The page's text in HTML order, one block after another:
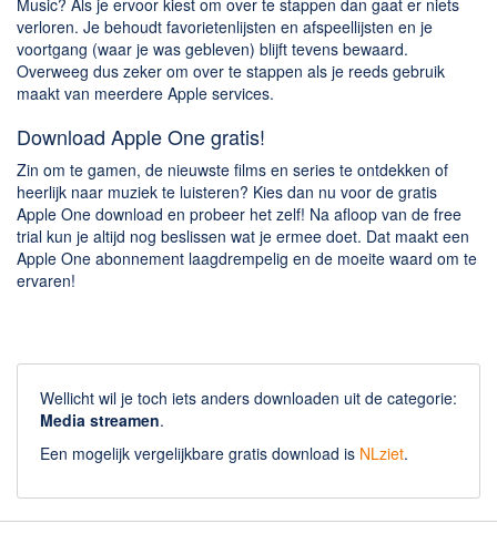
verloren. Je behoudt favorietenlijsten en afspeellijsten en je
voortgang (waar je was gebleven) blijft tevens bewaard.
Overweeg dus zeker om over te stappen als je reeds gebruik
maakt van meerdere Apple services.
Download Apple One gratis!
Zin om te gamen, de nieuwste films en series te ontdekken of
heerlijk naar muziek te luisteren? Kies dan nu voor de gratis
Apple One download en probeer het zelf! Na afloop van de free
trial kun je altijd nog beslissen wat je ermee doet. Dat maakt een
Apple One abonnement laagdrempelig en de moeite waard om te
ervaren!
Wellicht wil je toch iets anders downloaden uit de categorie:
Media streamen.
Een mogelijk vergelijkbare gratis download is NLziet.